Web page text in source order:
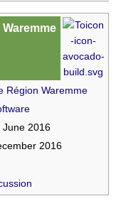
Région Waremme
June 2016
2016